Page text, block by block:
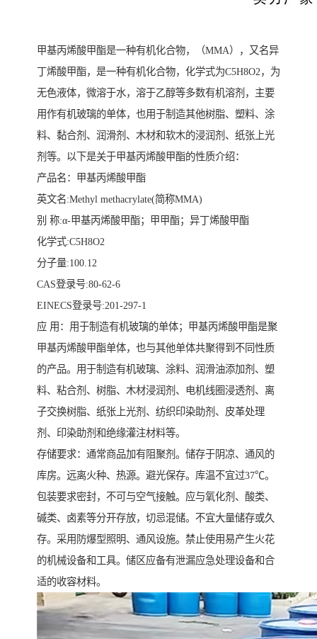
甲基丙烯酸甲酯是一种有机化合物，（MMA），又名异
丁烯酸甲酯，是一种有机化合物，化学式为C5H8O2，为
无色液体，微溶于水，溶于乙醇等多数有机溶剂，主要
用作有机玻璃的单体，也用于制造其他树脂、塑料、涂
料、黏合剂、润滑剂、木材和软木的浸润剂、纸张上光
剂等。以下是关于甲基丙烯酸甲酯的性质介绍：
产品名：甲基丙烯酸甲酯
英文名:Methyl methacrylate(简称MMA)
别 称:α-甲基丙烯酸甲酯；甲甲酯；异丁烯酸甲酯
化学式:C5H8O2
分子量:100.12
CAS登录号:80-62-6
EINECS登录号:201-297-1
应 用：用于制造有机玻璃的单体；甲基丙烯酸甲酯是聚
甲基丙烯酸甲酯单体，也与其他单体共聚得到不同性质
的产品。用于制造有机玻璃、涂料、润滑油添加剂、塑
料、粘合剂、树脂、木材浸润剂、电机线圈浸透剂、离
子交换树脂、纸张上光剂、纺织印染助剂、皮革处理
剂、印染助剂和绝缘灌注材料等。
存储要求：通常商品加有阻聚剂。储存于阴凉、通风的
库房。远离火种、热源。避光保存。库温不宜过37℃。
包装要求密封，不可与空气接触。应与氧化剂、酸类、
碱类、卤素等分开存放，切忌混储。不宜大量储存或久
存。采用防爆型照明、通风设施。禁止使用易产生火花
的机械设备和工具。储区应备有泄漏应急处理设备和合
适的收容材料。